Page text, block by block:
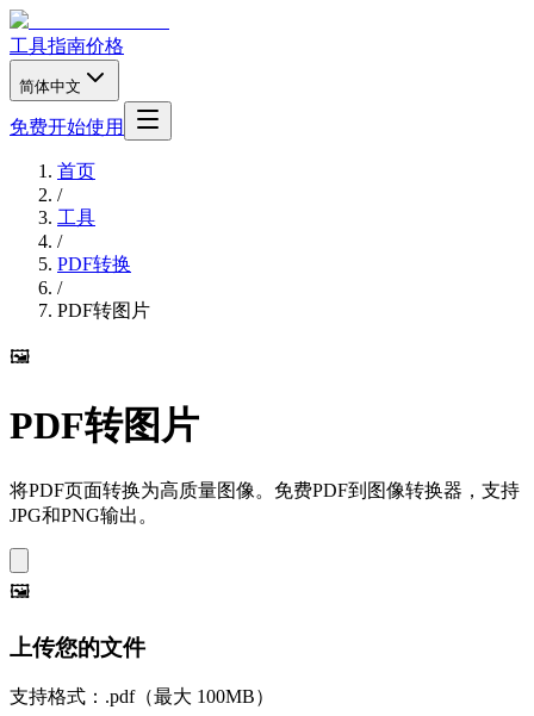
工具指南价格
简体中文
免费开始使用
首页
/
工具
/
PDF转换
/
PDF转图片
🖼️
PDF转图片
将PDF页面转换为高质量图像。免费PDF到图像转换器，支持
JPG和PNG输出。
🖼️
上传您的文件
支持格式：.pdf（最大 100MB）